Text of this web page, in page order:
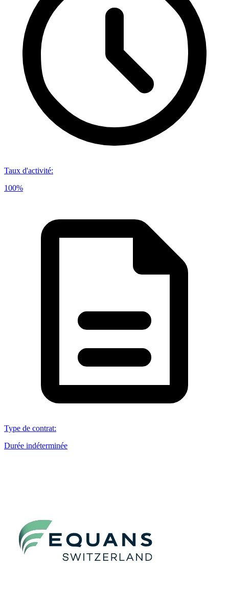
Taux d'activité:
100%
Type de contrat:
Durée indéterminée